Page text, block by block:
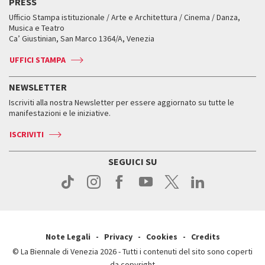
FAQ
Servizi al pubblico
Come raggiungerci
Press
Edizioni passate
Orari e sedi
Accrediti
Come raggiungerci
Orari e sedi
Biglietti
Accrediti
Come raggiungerci
Contatti
Press
Accrediti
Servizi al pubblico
Come raggiungerci
Press
Workshop di critica teatrale
Leone d’oro alla carriera
Leone d’argento
Edizioni passate
Orari e sedi
Biglietti
Servizi al pubblico
Come raggiungerci
Contatti
Mostre Virtuali
Fondi e Collezioni
Biennale College ASAC
ASAC DATI
Storia
Orari e sedi
Ufficio Stampa istituzionale / Arte e Architettura / Cinema / Danza,
Musica e Teatro
Ca’ Giustinian, San Marco 1364/A, Venezia
UFFICI STAMPA
NEWSLETTER
Iscriviti alla nostra Newsletter per essere aggiornato su tutte le
manifestazioni e le iniziative.
ISCRIVITI
SEGUICI SU
Note Legali Privacy Cookies
Credits
© La Biennale di Venezia 2026 - Tutti i contenuti del sito sono coperti